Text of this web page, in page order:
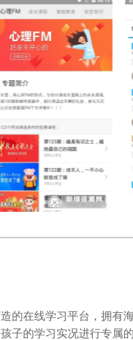
的在线学习平台，拥有
子的学习实况进行专属